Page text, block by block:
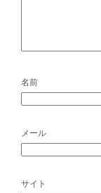
名前
メール
サイト